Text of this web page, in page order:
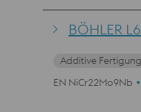
BÖHLER
Additive Fertigung
EN NiCr22Mo9Nb